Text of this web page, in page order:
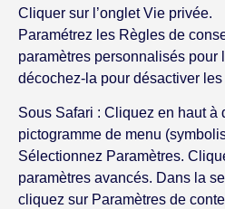
Cliquer sur l’onglet Vie privée.
Paramétrez les Règles de
paramètres personnalisés pour
décochez-la pour désactiver
Sous Safari : Cliquez en haut à
pictogramme de menu
Sélectionnez Paramètres.
paramètres avancés. Dans la
cliquez sur Paramètres de